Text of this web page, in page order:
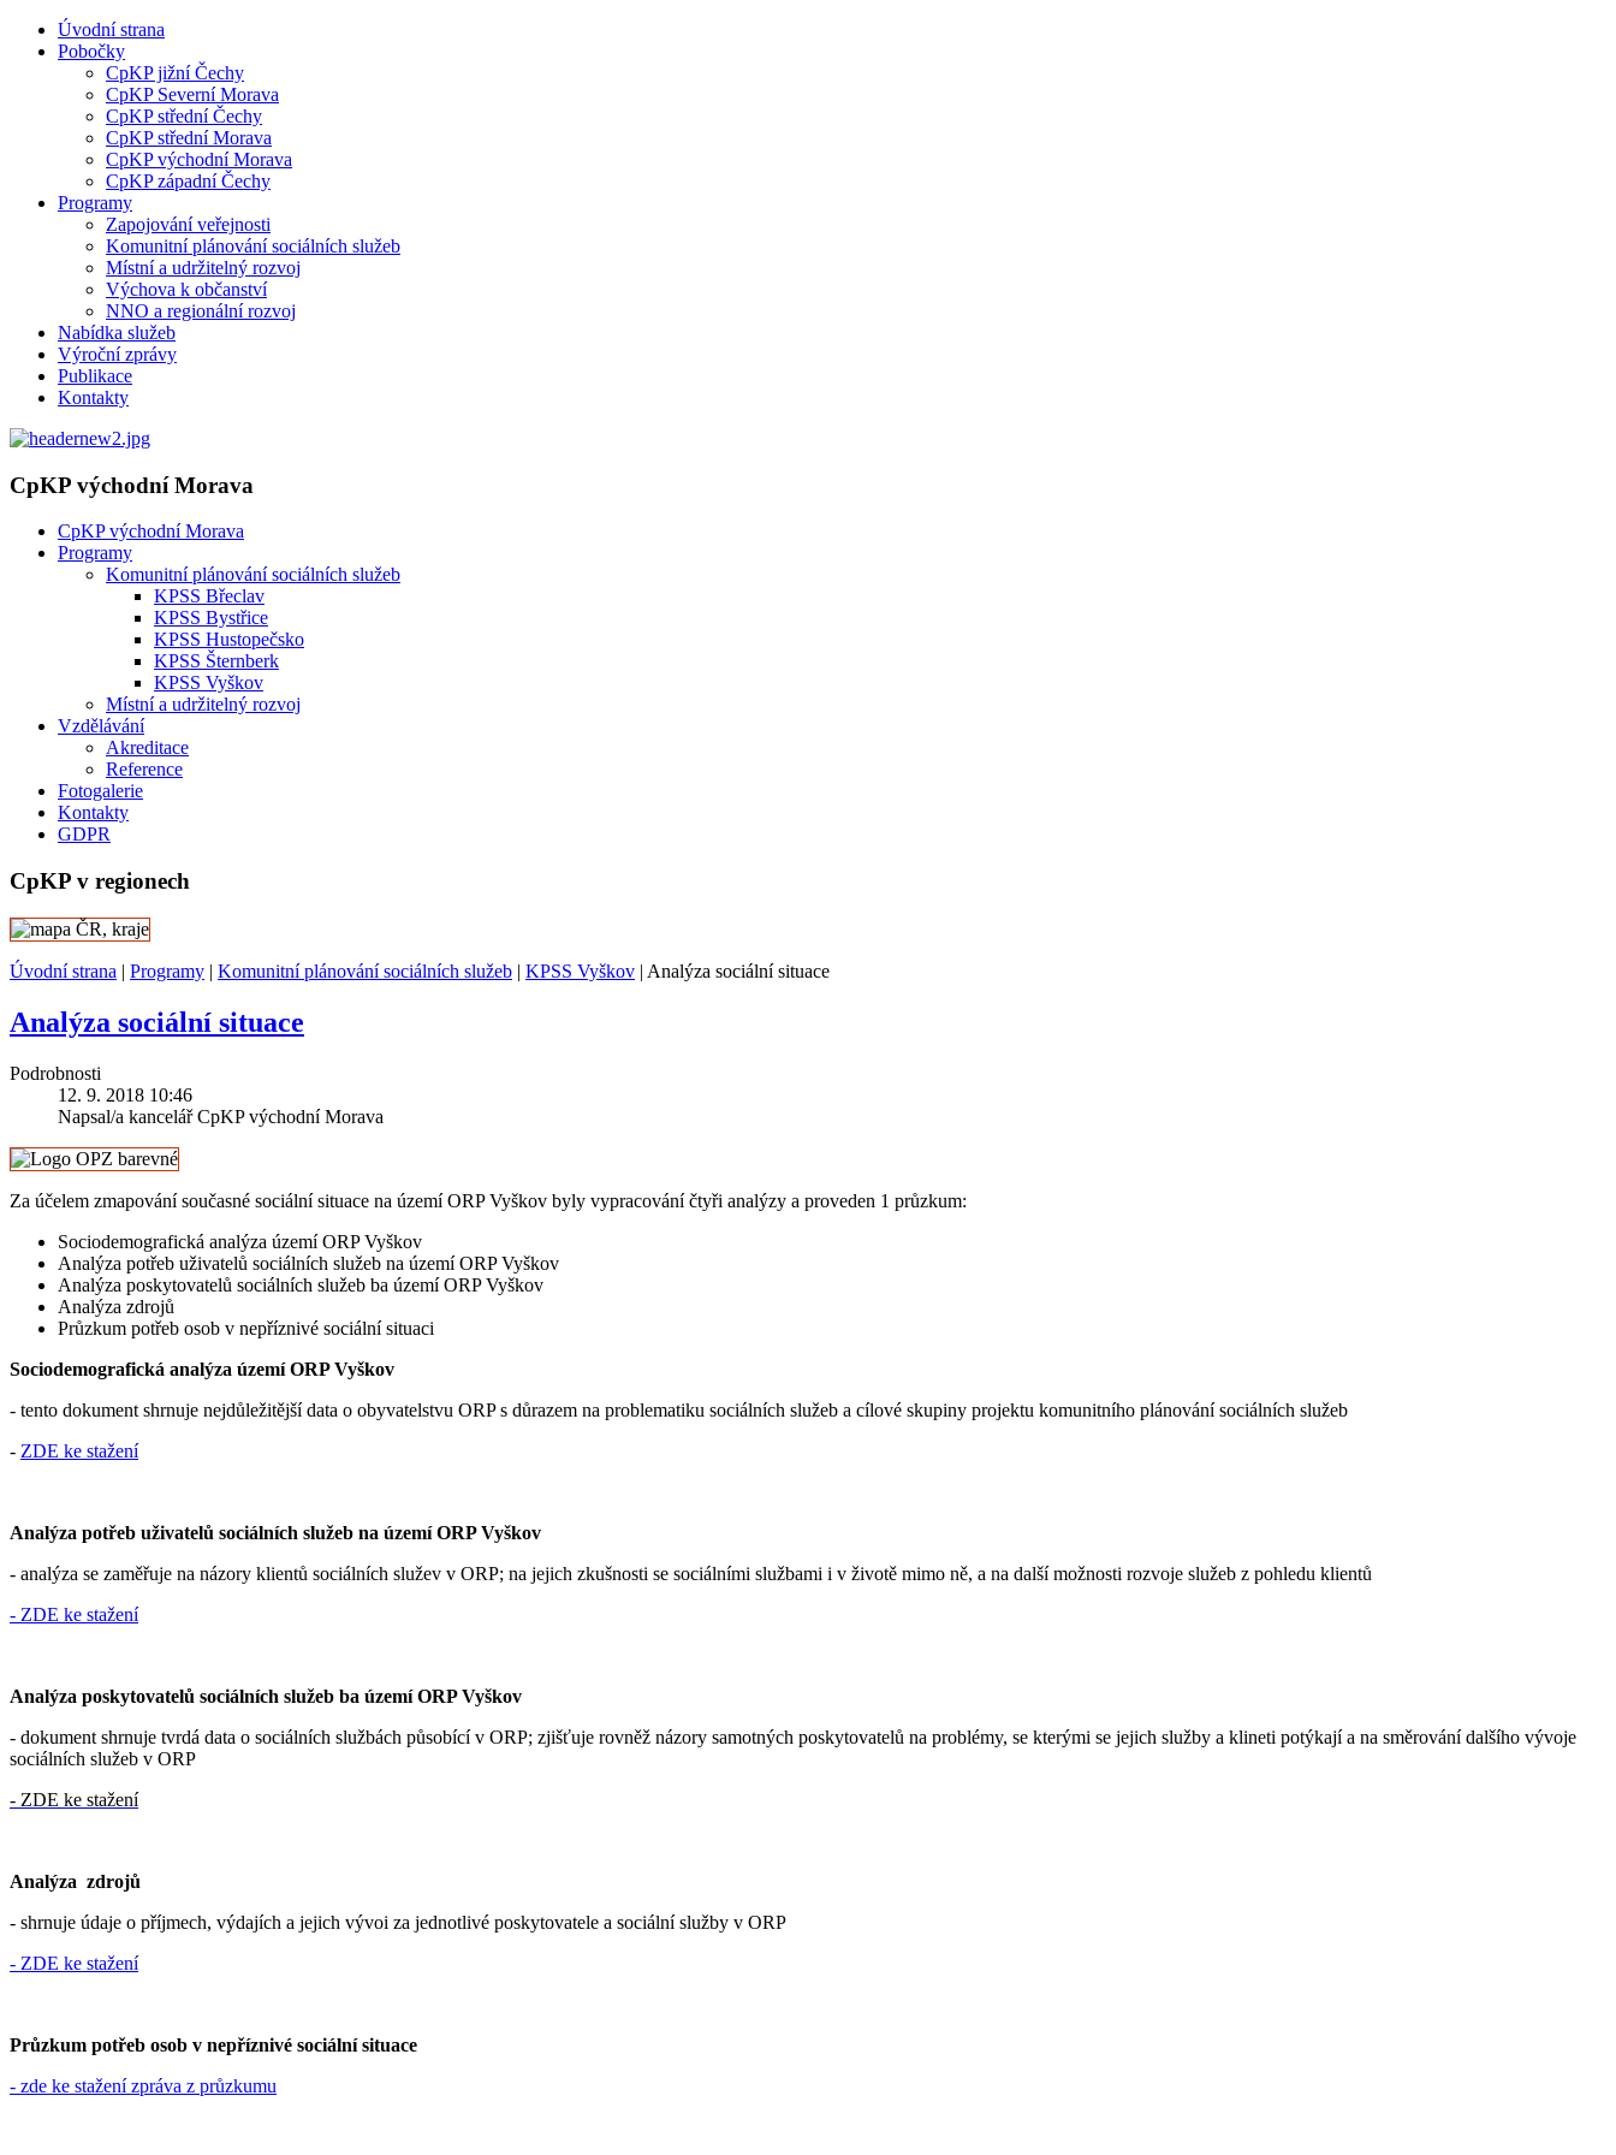
Úvodní strana
Pobočky
CpKP jižní Čechy
CpKP Severní Morava
CpKP střední Čechy
CpKP střední Morava
CpKP východní Morava
CpKP západní Čechy
Programy
Zapojování veřejnosti
Komunitní plánování sociálních služeb
Místní a udržitelný rozvoj
Výchova k občanství
NNO a regionální rozvoj
Nabídka služeb
Výroční zprávy
Publikace
Kontakty
CpKP východní Morava
CpKP východní Morava
Programy
Komunitní plánování sociálních služeb
KPSS Břeclav
KPSS Bystřice
KPSS Hustopečsko
KPSS Šternberk
KPSS Vyškov
Místní a udržitelný rozvoj
Vzdělávání
Akreditace
Reference
Fotogalerie
Kontakty
GDPR
CpKP v regionech
Úvodní strana | Programy | Komunitní plánování sociálních služeb | KPSS Vyškov | Analýza sociální situace
Analýza sociální situace
Podrobnosti
12. 9. 2018 10:46
Napsal/a kancelář CpKP východní Morava
Za účelem zmapování současné sociální situace na území ORP Vyškov byly vypracování čtyři analýzy a proveden 1 průzkum:
Sociodemografická analýza území ORP Vyškov
Analýza potřeb uživatelů sociálních služeb na území ORP Vyškov
Analýza poskytovatelů sociálních služeb ba území ORP Vyškov
Analýza zdrojů
Průzkum potřeb osob v nepříznivé sociální situaci
Sociodemografická analýza území ORP Vyškov
- tento dokument shrnuje nejdůležitější data o obyvatelstvu ORP s důrazem na problematiku sociálních služeb a cílové skupiny projektu komunitního plánování sociálních služeb
- ZDE ke stažení
Analýza potřeb uživatelů sociálních služeb na území ORP Vyškov
- analýza se zaměřuje na názory klientů sociálních služev v ORP; na jejich zkušnosti se sociálními službami i v životě mimo ně, a na další možnosti rozvoje služeb z pohledu klientů
- ZDE ke stažení
Analýza poskytovatelů sociálních služeb ba území ORP Vyškov
- dokument shrnuje tvrdá data o sociálních službách působící v ORP; zjišťuje rovněž názory samotných poskytovatelů na problémy, se kterými se jejich služby a klineti potýkají a na směrování dalšího vývoje
sociálních služeb v ORP
- ZDE ke stažení
Analýza zdrojů
- shrnuje údaje o příjmech, výdajích a jejich vývoi za jednotlivé poskytovatele a sociální služby v ORP
- ZDE ke stažení
Průzkum potřeb osob v nepříznivé sociální situace
- zde ke stažení zpráva z průzkumu